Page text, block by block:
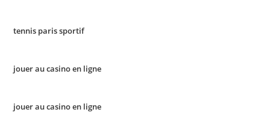
tennis paris sportif
jouer au casino en ligne
jouer au casino en ligne